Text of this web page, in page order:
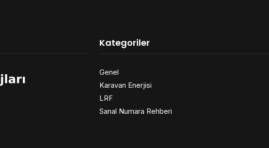
Kategoriler
Genel
Karavan Enerjisi
LRF
Sanal Numara Rehberi